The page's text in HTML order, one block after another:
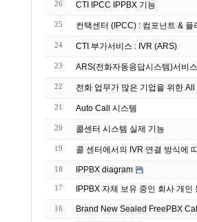
26 CTI IPCC IPPBX 기능
25 컨택센터 (IPCC) : 컴포넌트 &
24 CTI 부가서비스 : IVR (ARS)
23 ARS(전화자동응답시스템)서비
22 전화 업무가 많은 기업을 위한
21 Auto Call 시스템
20 콜센터 시스템 실제 기능
19 콜 센터에서의 IVR 연결 방식에
18 IPPBX diagram
17 IPPBX 자체 보유 중인 회사
16